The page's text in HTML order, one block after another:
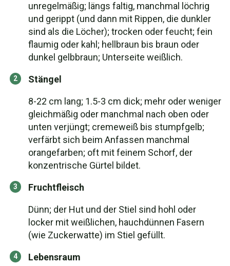
unregelmäßig; längs faltig, manchmal löchrig
und gerippt (und dann mit Rippen, die dunkler
sind als die Löcher); trocken oder feucht; fein
flaumig oder kahl; hellbraun bis braun oder
dunkel gelbbraun; Unterseite weißlich.
Stängel
8-22 cm lang; 1.5-3 cm dick; mehr oder weniger
gleichmäßig oder manchmal nach oben oder
unten verjüngt; cremeweiß bis stumpfgelb;
verfärbt sich beim Anfassen manchmal
orangefarben; oft mit feinem Schorf, der
konzentrische Gürtel bildet.
Fruchtfleisch
Dünn; der Hut und der Stiel sind hohl oder
locker mit weißlichen, hauchdünnen Fasern
(wie Zuckerwatte) im Stiel gefüllt.
Lebensraum